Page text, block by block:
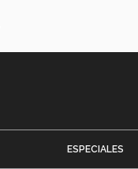
ESPECIALES